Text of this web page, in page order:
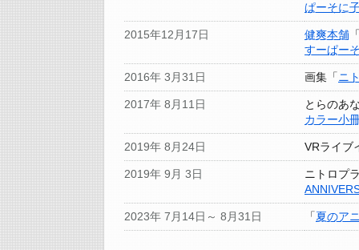
ぱーそに
2015年12月17日 健爽本舗
すーぱー
2016年 3月31日 画集「ニ
2017年 8月11日
とらのあ
カラー小
2019年 8月24日 VRライブ
2019年 9月 3日
ニトロプ
2023年 7月14日～ 8月31日 「夏のア